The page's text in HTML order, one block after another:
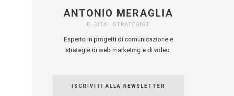
ANTONIO MERAGLIA
DIGITAL STRATEGIST
Esperto in progetti di comunicazione e
strategie di web marketing e di video.
ISCRIVITI ALLA NEWSLETTER